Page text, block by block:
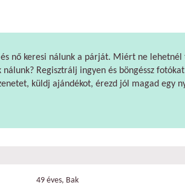
és nő keresi nálunk a párját. Miért ne lehetnél
Regisztrálj ingyen és böngéssz
küldj ajándékot, érezd jól magad egy
49 éves, Bak